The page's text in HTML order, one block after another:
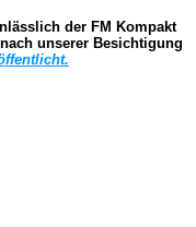
der FM Kompakt
unserer Besichtigung